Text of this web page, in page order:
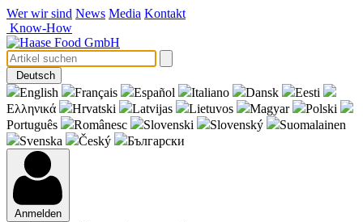
Wer wir sind News Media Kontakt
Know-How
Deutsch
English Français Español Italiano Dansk
Eesti
Eλληνικά
Hrvatski Latvijas Lietuvos Magyar
Polski
Português
Românesc Slovenski Slovenský
Suomalainen
Svenska
Český Български
Anmelden